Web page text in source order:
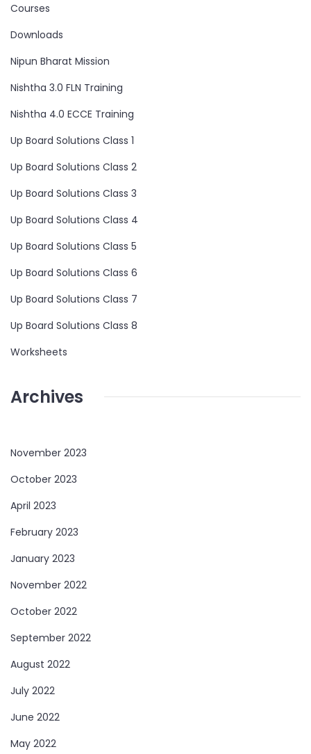
Courses
Downloads
Nipun Bharat Mission
Nishtha 3.0 FLN Training
Nishtha 4.0 ECCE Training
Up Board Solutions Class 1
Up Board Solutions Class 2
Up Board Solutions Class 3
Up Board Solutions Class 4
Up Board Solutions Class 5
Up Board Solutions Class 6
Up Board Solutions Class 7
Up Board Solutions Class 8
Worksheets
Archives
November 2023
October 2023
April 2023
February 2023
January 2023
November 2022
October 2022
September 2022
August 2022
July 2022
June 2022
May 2022